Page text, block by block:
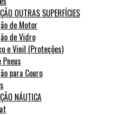
OUTRAS SUPERFÍCIES
de Motor
de Vidro
e Vinil (Proteções)
Pneus
para Couro
NÁUTICA